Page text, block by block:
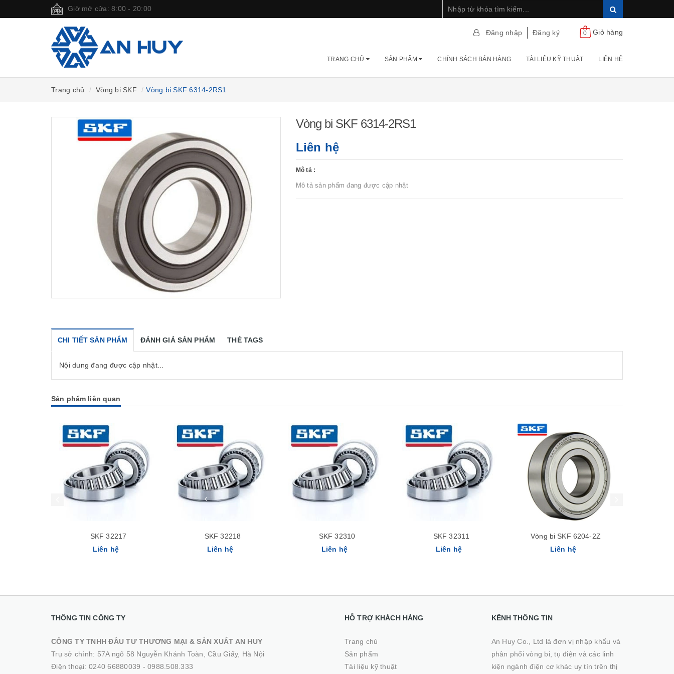
Giờ mở cửa: 8:00 - 20:00
Đăng nhập Đăng ký 0 Giỏ hàng
TRANG CHỦ SẢN PHẨM CHÍNH SÁCH BÁN HÀNG TÀI LIỆU KỸ THUẬT LIÊN HỆ
Trang chủ Vòng bi SKF Vòng bi SKF 6314-2RS1
Vòng bi SKF 6314-2RS1
Liên hệ
Mô tả :
Mô tả sản phẩm đang được cập nhật
CHI TIẾT SẢN PHẨM ĐÁNH GIÁ SẢN PHẨM THẺ TAGS
Nội dung đang được cập nhật...
Sản phẩm liên quan
Xem nhanh
SKF 32217
Liên hệ
Xem nhanh
SKF 32218
Liên hệ
Xem nhanh
SKF 32310
Liên hệ
SKF 32311
Liên hệ
Vòng bi SKF 6204-2Z
Liên hệ
THÔNG TIN CÔNG TY
CÔNG TY TNHH ĐẦU TƯ THƯƠNG MẠI & SẢN XUẤT AN HUY
Trụ sở chính: 57A ngõ 58 Nguyễn Khánh Toàn, Cầu Giấy, Hà Nội
Điện thoại: 0240 66880039 - 0988.508.333
HỖ TRỢ KHÁCH HÀNG
Trang chủ
Sản phẩm
Tài liệu kỹ thuật
KÊNH THÔNG TIN
An Huy Co., Ltd là đơn vị nhập khẩu và
phân phối vòng bi, tụ điện và các linh
kiện ngành điện cơ khác uy tín trên thị